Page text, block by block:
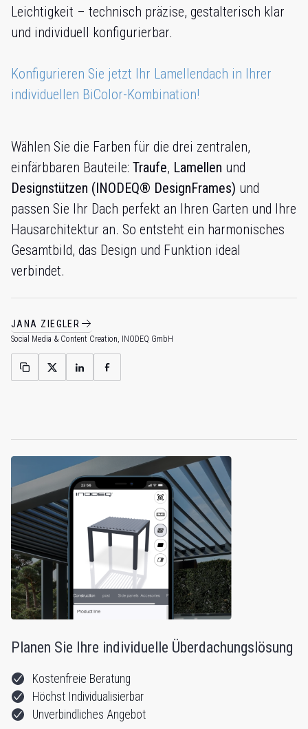
Leichtigkeit – technisch präzise, gestalterisch klar
und individuell konfigurierbar.
Konfigurieren Sie jetzt Ihr Lamellendach in Ihrer
individuellen BiColor-Kombination!
Wählen Sie die Farben für die drei zentralen,
einfärbbaren Bauteile: Traufe, Lamellen und
Designstützen (INODEQ® DesignFrames) und
passen Sie Ihr Dach perfekt an Ihren Garten und Ihre
Hausarchitektur an. So entsteht ein harmonisches
Gesamtbild, das Design und Funktion ideal
verbindet.
JANA ZIEGLER
Social Media & Content Creation, INODEQ GmbH
Planen Sie Ihre individuelle Überdachungslösung
Kostenfreie Beratung
Höchst Individualisierbar
Unverbindliches Angebot